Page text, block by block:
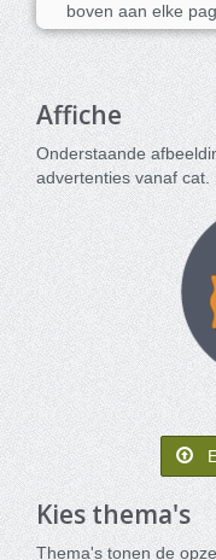
boven aan elke
Affiche
Onderstaande
advertenties vanaf cat.
Kies thema's
Thema's tonen de